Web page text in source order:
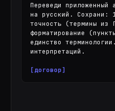
Переведи приложенный
на русский. Сохрани:
точность (термины
форматирование
единство
интерпретаций.
[договор]